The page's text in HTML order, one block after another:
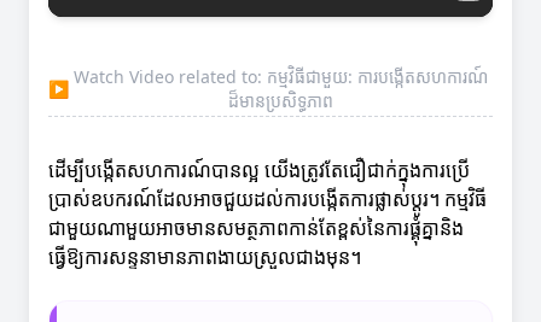
▶
Watch Video related to: កម្មវិធីជាមួយ: ការបង្កើតសហការណ៍
ដ៏មានប្រសិទ្ធភាព
ដើម្បីបង្កើតសហការណ៍បានល្អ យើងត្រូវតែជឿជាក់ក្នុងការប្រើ
ប្រាស់ឧបករណ៍ដែលអាចជួយដល់ការបង្កើតការផ្លាស់ប្តូរ។ កម្មវិធី
ជាមួយណាមួយអាចមានសមត្ថភាពកាន់តែខ្ពស់នៃការផ្គុំគ្នានិង
ធ្វើឱ្យការសន្ទនាមានភាពងាយស្រួលជាងមុន។